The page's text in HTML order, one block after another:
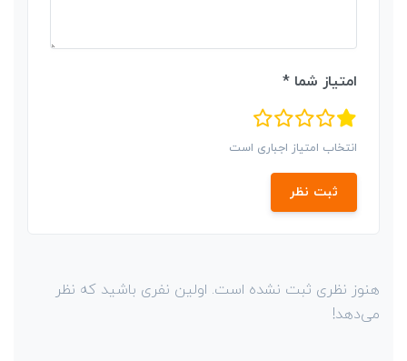
امتیاز شما *
انتخاب امتیاز اجباری است
ثبت نظر
هنوز نظری ثبت نشده است. اولین نفری باشید که نظر
می‌دهد!